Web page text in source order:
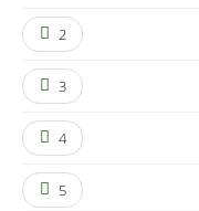
2
3
4
5